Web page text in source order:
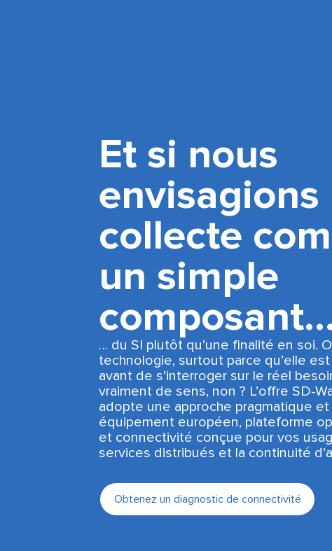
Et si nous
envisagions
collecte
un simple
… du SI plutôt qu’une finalité en soi.
technologie, surtout parce qu’elle est
avant de s’interroger sur le réel
vraiment de sens, non ? L’offre SD-
adopte une approche pragmatique
équipement européen, plateforme
et connectivité conçue pour vos
services distribués et la continuité
Obtenez un diagnostic de connectivité